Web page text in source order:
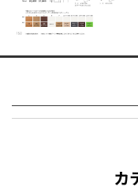
カ